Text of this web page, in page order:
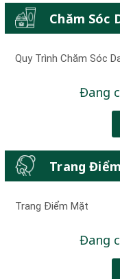
Chăm Sóc
Quy Trình Chăm Sóc
Đang
Trang Điểm
Trang Điểm Mặt
Đang